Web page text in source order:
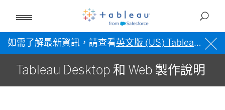
如需了解最新資訊，請查看英文版 (US) Tableau 說明
Tableau Desktop 和 Web 製作說明